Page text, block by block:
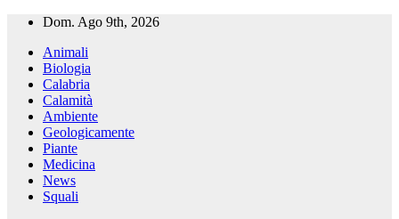
Salta
contenuto
Dom. Ago 9th, 2026
Animali
Biologia
Calabria
Calamità
Ambiente
Geologicamente
Piante
Medicina
News
Squali